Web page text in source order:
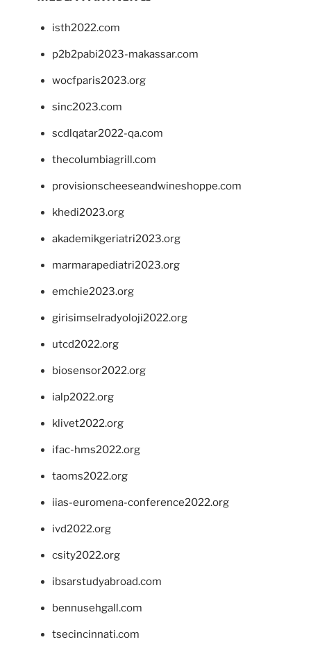
isth2022.com
p2b2pabi2023-makassar.com
wocfparis2023.org
sinc2023.com
scdlqatar2022-qa.com
thecolumbiagrill.com
provisionscheeseandwineshoppe.com
khedi2023.org
akademikgeriatri2023.org
marmarapediatri2023.org
emchie2023.org
girisimselradyoloji2022.org
utcd2022.org
biosensor2022.org
ialp2022.org
klivet2022.org
ifac-hms2022.org
taoms2022.org
iias-euromena-conference2022.org
ivd2022.org
csity2022.org
ibsarstudyabroad.com
bennusehgall.com
tsecincinnati.com